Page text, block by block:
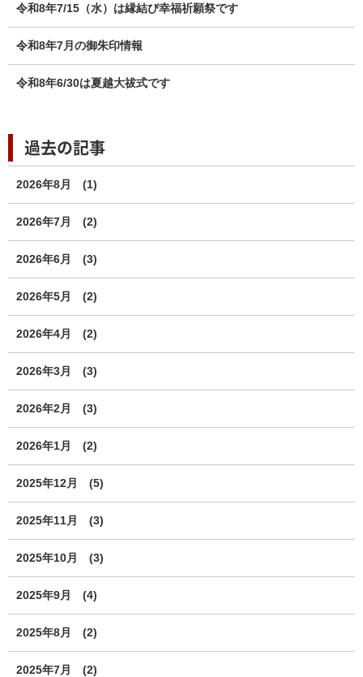
令和8年7/15（水）は縁結び幸福祈願祭です
令和8年7月の御朱印情報
令和8年6/30は夏越大祓式です
過去の記事
2026年8月 (1)
2026年7月 (2)
2026年6月 (3)
2026年5月 (2)
2026年4月 (2)
2026年3月 (3)
2026年2月 (3)
2026年1月 (2)
2025年12月 (5)
2025年11月 (3)
2025年10月 (3)
2025年9月 (4)
2025年8月 (2)
2025年7月 (2)